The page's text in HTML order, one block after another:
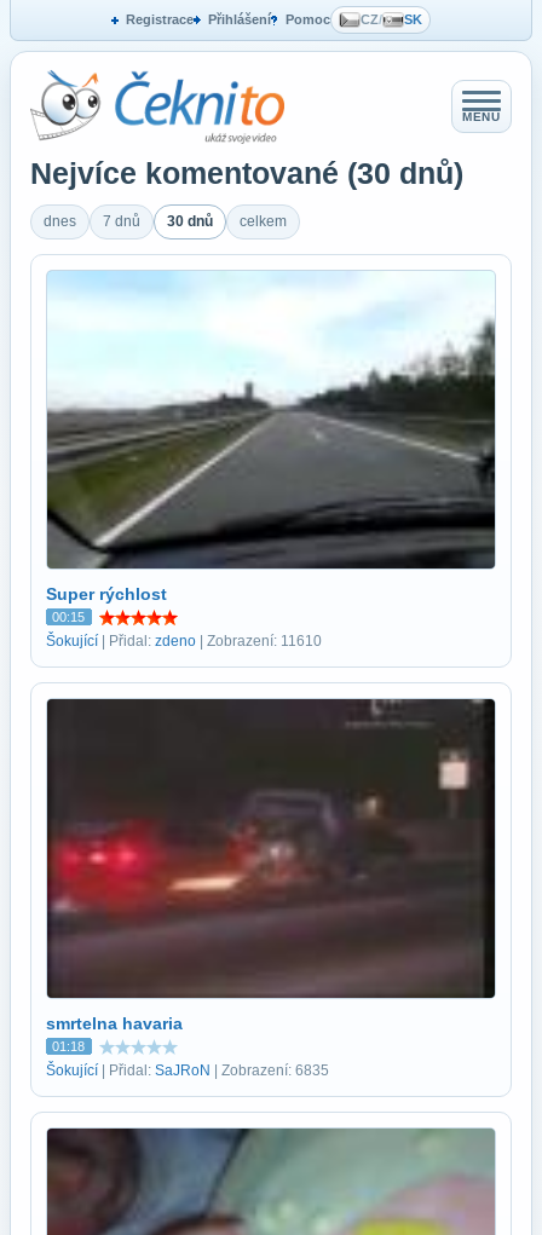
Registrace Přihlášení Pomoc CZ/ SK
MENU
Nejvíce komentované (30 dnů)
dnes 7 dnů 30 dnů celkem
Super rýchlost
00:15
Šokující | Přidal: zdeno | Zobrazení: 11610
smrtelna havaria
01:18
Šokující | Přidal: SaJRoN | Zobrazení: 6835